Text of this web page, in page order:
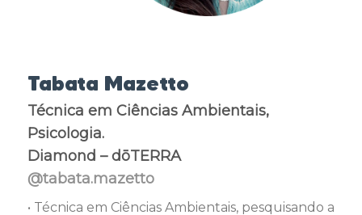
Tabata Mazetto
Técnica em Ciências Ambientais,
Psicologia.
Diamond – dōTERRA
@tabata.mazetto
• Técnica em Ciências Ambientais, pesquisando a